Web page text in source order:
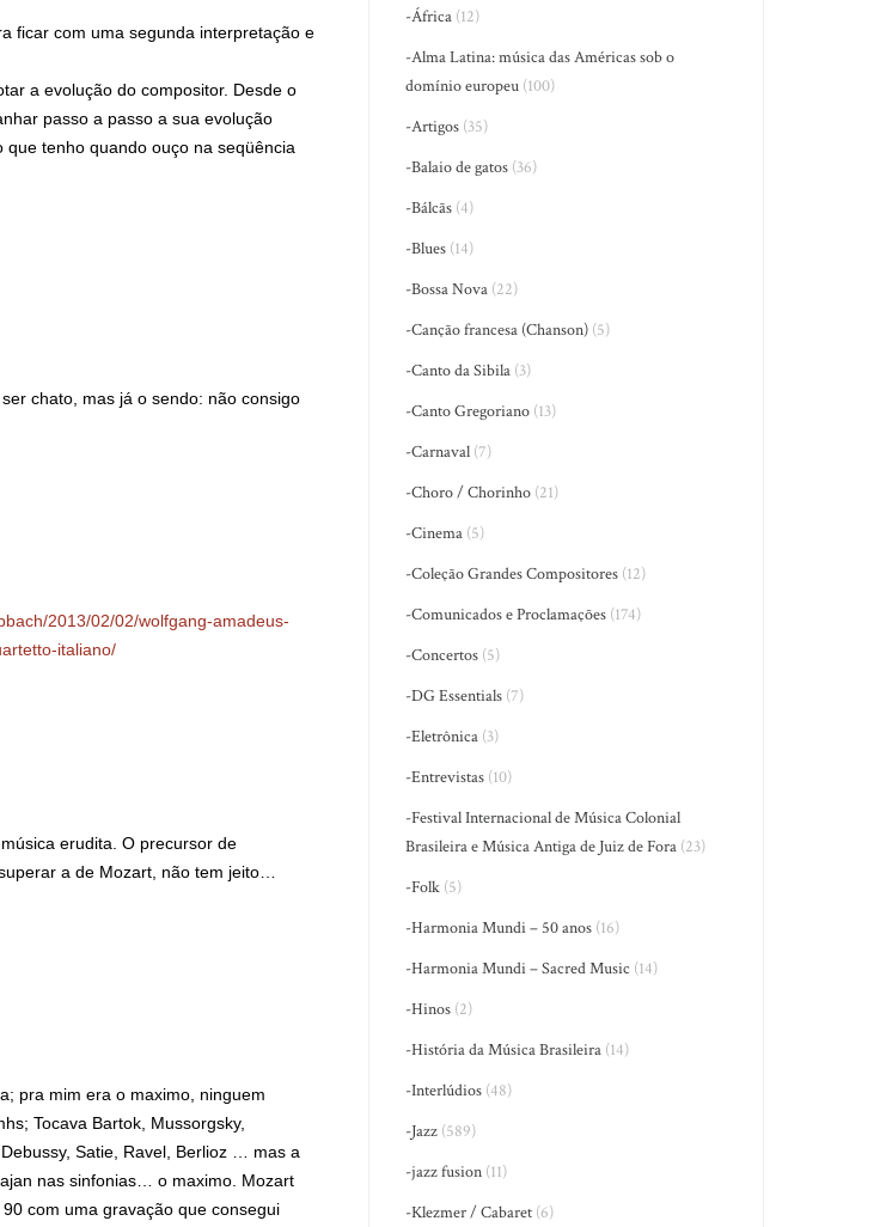
ficar com uma segunda interpretação e
a evolução do compositor. Desde o
passo a passo a sua evolução
tenho quando ouço na seqüência
chato, mas já o sendo: não consigo
2013/02/02/wolfgang-amadeus-
italiano/
erudita. O precursor de
a de Mozart, não tem jeito…
pra mim era o maximo, ninguem
Tocava Bartok, Mussorgsky,
Satie, Ravel, Berlioz … mas a
nas sinfonias… o maximo. Mozart
com uma gravação que consegui
-África (12)
-Alma Latina: música das Américas sob o
domínio europeu (100)
-Artigos (35)
-Balaio de gatos (36)
-Bálcãs (4)
-Blues (14)
-Bossa Nova (22)
-Canção francesa (Chanson) (5)
-Canto da Sibila (3)
-Canto Gregoriano (13)
-Carnaval (7)
-Choro / Chorinho (21)
-Cinema (5)
-Coleção Grandes Compositores (12)
-Comunicados e Proclamações (174)
-Concertos (5)
-DG Essentials (7)
-Eletrônica (3)
-Entrevistas (10)
-Festival Internacional de Música Colonial
Brasileira e Música Antiga de Juiz de Fora (23)
-Folk (5)
-Harmonia Mundi – 50 anos (16)
-Harmonia Mundi – Sacred Music (14)
-Hinos (2)
-História da Música Brasileira (14)
-Interlúdios (48)
-Jazz (589)
-jazz fusion (11)
-Klezmer / Cabaret (6)